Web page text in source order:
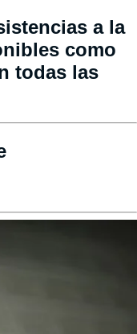
a la
como
todas las